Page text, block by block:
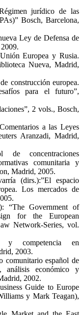
jurídico de las
Bosch, Barcelona,
Ley de Defensa de
Europea y Rusia.
Nueva, Madrid,
construcción europea.
para el futuro”,
2 vols., Bosch,
a las Leyes
Aranzadi, Madrid,
concentraciones
comunitaria y
Madrid, 2005.
(dirs.):”El espacio
Los mercados de
“The Government of
for the European
Network-Series, vol.
y competencia en
2003.
comunitario español de
análisis económico y
2002.
Guide to Europe
y Mark Teagan),